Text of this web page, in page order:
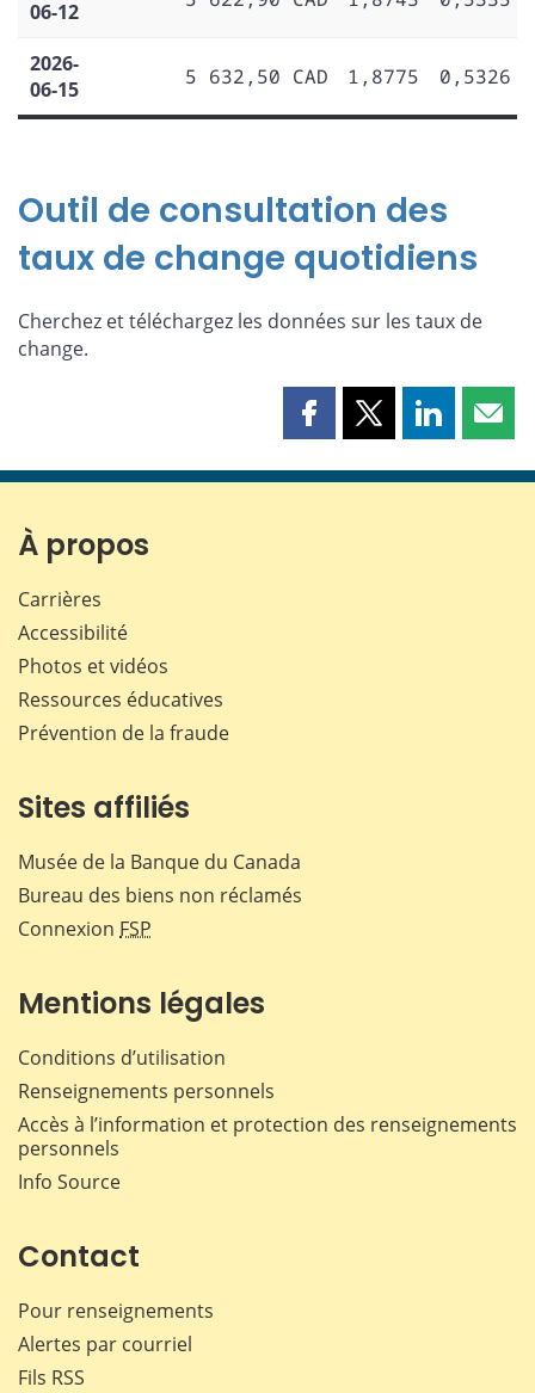
06-12
2026-
06-15
5 632,50 CAD 1,8775 0,5326
Outil de consultation des
taux de change quotidiens
Cherchez et téléchargez les données sur les taux de
change.
Partager
page
Partager
page
Partager
page page
À propos
Carrières
Accessibilité
Photos et vidéos
Ressources éducatives
Prévention de la fraude
Sites affiliés
Musée de la Banque du Canada
Bureau des biens non réclamés
Connexion FSP
Mentions légales
Conditions d’utilisation
Renseignements personnels
Accès à l’information et protection des renseignements
personnels
Info Source
Contact
Pour renseignements
Alertes par courriel
Fils RSS